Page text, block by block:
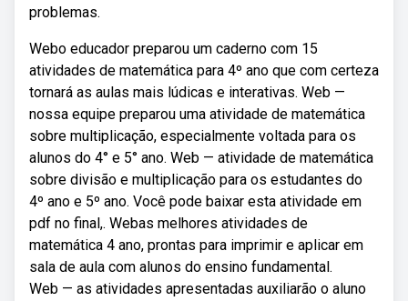
problemas.
Webo educador preparou um caderno com 15
atividades de matemática para 4º ano que com certeza
tornará as aulas mais lúdicas e interativas. Web —
nossa equipe preparou uma atividade de matemática
sobre multiplicação, especialmente voltada para os
alunos do 4° e 5° ano. Web — atividade de matemática
sobre divisão e multiplicação para os estudantes do
4º ano e 5º ano. Você pode baixar esta atividade em
pdf no final,. Webas melhores atividades de
matemática 4 ano, prontas para imprimir e aplicar em
sala de aula com alunos do ensino fundamental.
Web — as atividades apresentadas auxiliarão o aluno